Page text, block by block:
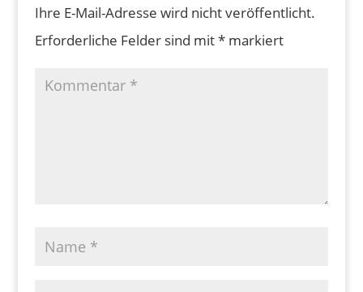
Ihre E-Mail-Adresse wird nicht veröffentlicht.
Erforderliche Felder sind mit*markiert